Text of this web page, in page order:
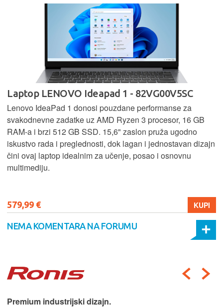
Laptop LENOVO Ideapad 1 - 82VG00V5SC
Lenovo IdeaPad 1 donosi pouzdane performanse za
svakodnevne zadatke uz AMD Ryzen 3 procesor, 16 GB
RAM-a i brzi 512 GB SSD. 15,6" zaslon pruža ugodno
iskustvo rada i preglednosti, dok lagan i jednostavan dizajn
čini ovaj laptop idealnim za učenje, posao i osnovnu
multimediju.
579,99 € KUPI
NEMA KOMENTARA NA FORUMU
Premium industrijski dizajn.